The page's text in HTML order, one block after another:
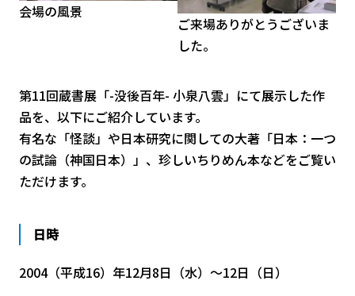
会場の風景
ご来場ありがとうございま
した。
第11回蔵書展「-没後百年- 小泉八雲」にて展示した作
品を、以下にご紹介しています。
有名な「怪談」や日本研究に関しての大著「日本：一つ
の試論（神国日本）」、珍しいちりめん本などをご覧い
ただけます。
日時
2004（平成16）年12月8日（水）～12日（日）